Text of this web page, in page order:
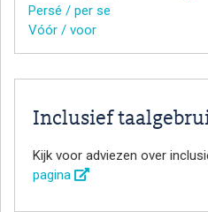
Persé / per se
Vóór / voor
Inclusief
Kijk voor adviezen over
pagina